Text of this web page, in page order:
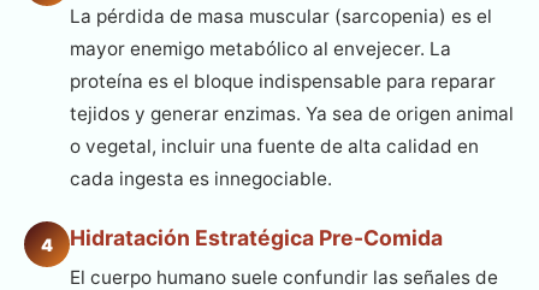
La pérdida de masa muscular (sarcopenia) es el
mayor enemigo metabólico al envejecer. La
proteína es el bloque indispensable para reparar
tejidos y generar enzimas. Ya sea de origen animal
o vegetal, incluir una fuente de alta calidad en
cada ingesta es innegociable.
4 Hidratación Estratégica Pre-Comida
El cuerpo humano suele confundir las señales de